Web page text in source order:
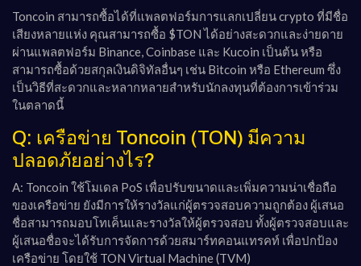
Toncoin สามารถซื้อได้ที่แพลตฟอร์มการแลกเปลี่ยน crypto ที่มีชื่อ
เสียงหลายแห่ง คุณสามารถซื้อ $TON ได้อย่างสะดวกและง่ายดาย
ผ่านแพลตฟอร์ม Binance, Coinbase และ Kucoin เป็นต้น หรือ
สามารถซื้อด้วยสกุลเงินดิจิทัลอื่นๆ เช่น Bitcoin หรือ Ethereum ซึ่ง
เป็นวิธีที่สะดวกและหลากหลายสำหรับนักลงทุนที่ต้องการเข้าร่วม
ในตลาดนี้
Q: เครือข่าย Toncoin (TON) มีความ
ปลอดภัยอย่างไร?
A: Toncoin ใช้โมเดล PoS เพื่อปรับขนาดและเพิ่มความน่าเชื่อถือ
ของเครือข่าย ยังมีการให้รางวัลแก่ผู้ตรวจสอบความถูกต้อง ผู้เสนอ
ชื่อสามารถมอบโทเค็นและรางวัลให้ผู้ตรวจสอบ ทั้งผู้ตรวจสอบและ
ผู้เสนอชื่อจะได้รับการจัดการด้วยสมาร์ทคอนแทรคท์ เพื่อปกป้อง
เครือข่าย โดยใช้ TON Virtual Machine (TVM)